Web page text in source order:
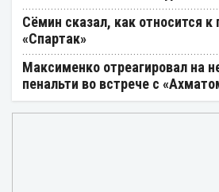
Сёмин сказал, как относится к
«Спартак»
Максименко отреагировал на
пенальти во встрече с